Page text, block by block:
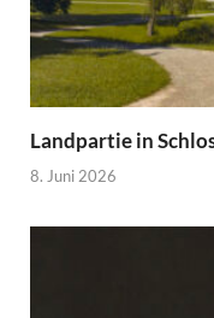
Landpartie in
8. Juni 2026